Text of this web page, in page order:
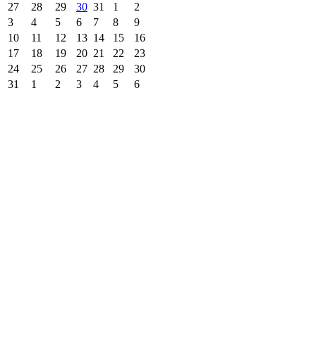
27
28 29 30 31 1
2
3
4 5 6 7 8
9
10
11 12 13 14 15
16
17
18 19 20 21 22
23
24
25 26 27 28 29
30
31
1 2 3 4 5 6